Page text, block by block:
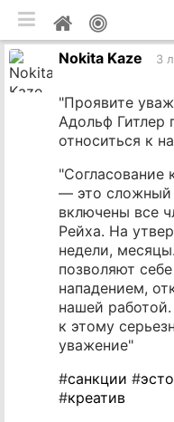
Мой
профиль
Nokita Kaze
3
️"Проявите
Адольф Гитлер
относиться к
— это сложный
включены все
Рейха. На
недели,
позволяют
нападением,
нашей
к этому
уважение"
#санкции #
#креатив
мобильная версия